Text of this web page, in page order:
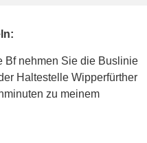
Bf nehmen Sie die Buslinie
Haltestelle Wipperfürther
zu meinem